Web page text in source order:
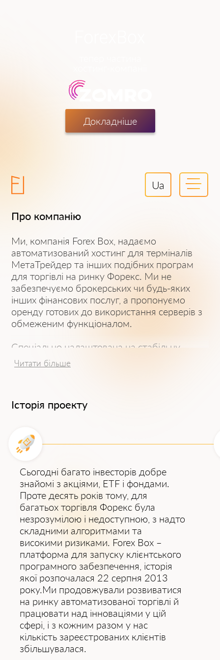
Докладніше
Ua
Про компанію
Ми, компанія Forex Box, надаємо
автоматизований хостинг для терміналів
МетаТрейдер та інших подібних програм
для торгівлі на ринку Форекс. Ми не
забезпечуємо брокерських чи будь-яких
інших фінансових послуг, а пропонуємо
оренду готових до використання серверів з
обмеженим функціоналом.
Спеціально налаштована на стабільну
роботу віртуальних серверів, наша компанія
надає цілодобовий доступ терміналів
Тарифи на розміщення мають сталі
дискового простору, з рівно розділеним
максимальним навантаженням на процесор
кожен тариф збільшується кратно кількості
розміщених терміналів на ньому.
Команда Forex Box надає технічну
підтримку та проводить цілодобовий
моніторинг сотень виділених серверів. Ми
продовжуємо працювати над
вдосконаленням системи, її оптимізацією та
зростанням. Щодня наш сайт відвідує
понад 2500 унікальних користувачів і
одночасно нашим сервісом користується
більше ніж 6000 клієнтів.
Читати більше
Історія проекту
Сьогодні багато інвесторів добре
знайомі з акціями, ETF і фондами.
Проте десять років тому, для
багатьох торгівля Форекс була
незрозумілою і недоступною, з надто
складними алгоритмами та
високими ризиками. Forex Box –
платформа для запуску клієнтського
програмного забезпечення, історія
якої розпочалася 22 серпня 2013
року.Ми продовжували розвиватися
на ринку автоматизованої торгівлі й
працювати над інноваціями у цій
сфері, і з кожним разом у нас
кількість зареєстрованих клієнтів
збільшувалася.